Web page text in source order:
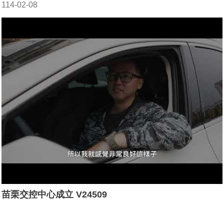
114-02-08
苗栗交控中心成立 V24509